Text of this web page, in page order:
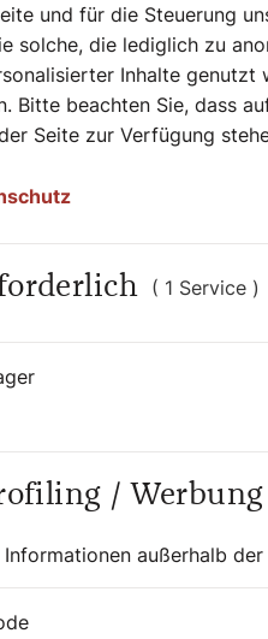
vorstellen, dass wenige
Konzils (1962-1965) eine
über die sogenannten
der Seele, Tod, Auferstehung
oder Ewiges Leben
veröffentlichte zu diesem
in Regensburg, legte
vor. Als Papst Benedikt
Das Buch führt in einen großen
uns irgendwann ernsthaft
Tod geht. Ratzingers
rund um den Tod und das
und ewiges Leben. Mit
Friedrich Pustet Verlag,
EUR 22,70
und für die Steuerung
solche, die lediglich zu
Inhalte genutzt
Bitte beachten Sie, dass
Seite zur Verfügung
( 1 Service )
/ Werbung
außerhalb der